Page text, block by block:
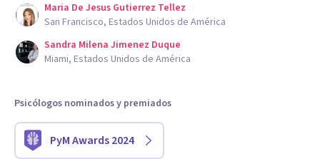
Maria De Jesus Gutierrez Tellez
San Francisco, Estados Unidos de América
Sandra Milena Jimenez Duque
Miami, Estados Unidos de América
Psicólogos nominados y premiados
PyM Awards 2024